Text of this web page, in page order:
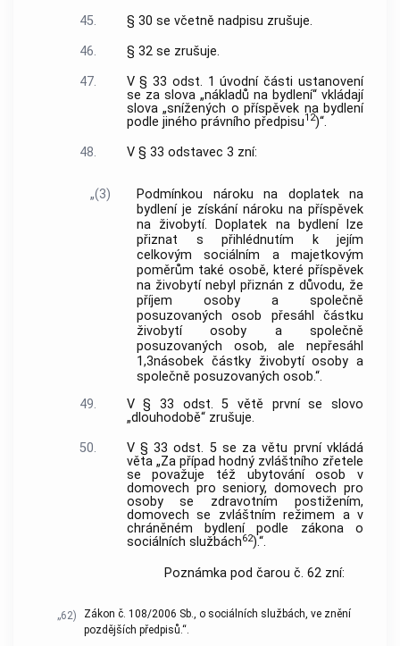
45.
§ 30 se včetně nadpisu zrušuje.
46.
§ 32 se zrušuje.
47.
V § 33 odst. 1 úvodní části ustanovení
se za slova „nákladů na bydlení“ vkládají
slova „snížených o příspěvek na bydlení
podle jiného právního předpisu12)“.
48.
V § 33 odstavec 3 zní:
„(3)
Podmínkou nároku na doplatek na
bydlení je získání nároku na příspěvek
na živobytí. Doplatek na bydlení lze
přiznat s přihlédnutím k jejím
celkovým sociálním a majetkovým
poměrům také osobě, které příspěvek
na živobytí nebyl přiznán z důvodu, že
příjem osoby a společně
posuzovaných osob přesáhl částku
živobytí osoby a společně
posuzovaných osob, ale nepřesáhl
1,3násobek částky živobytí osoby a
společně posuzovaných osob.“.
49.
V § 33 odst. 5 větě první se slovo
„dlouhodobě“ zrušuje.
50.
V § 33 odst. 5 se za větu první vkládá
věta „Za případ hodný zvláštního zřetele
se považuje též ubytování osob v
domovech pro seniory, domovech pro
osoby se zdravotním postižením,
domovech se zvláštním režimem a v
chráněném bydlení podle zákona o
sociálních službách62).“.
Poznámka pod čarou č. 62 zní:
„62)
Zákon č. 108/2006 Sb., o sociálních službách, ve znění
pozdějších předpisů.“.